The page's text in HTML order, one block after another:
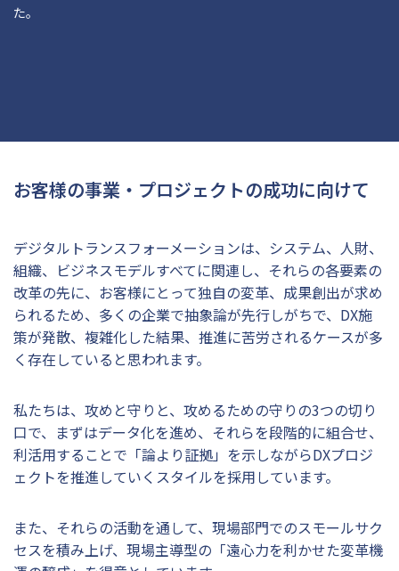
た。
お客様の事業・プロジェクトの成功に向けて
デジタルトランスフォーメーションは、システム、人財、
組織、ビジネスモデルすべてに関連し、それらの各要素の
改革の先に、お客様にとって独自の変革、成果創出が求め
られるため、多くの企業で抽象論が先行しがちで、DX施
策が発散、複雑化した結果、推進に苦労されるケースが多
く存在していると思われます。
私たちは、攻めと守りと、攻めるための守りの3つの切り
口で、まずはデータ化を進め、それらを段階的に組合せ、
利活用することで「論より証拠」を示しながらDXプロジ
ェクトを推進していくスタイルを採用しています。
また、それらの活動を通して、現場部門でのスモールサク
セスを積み上げ、現場主導型の「遠心力を利かせた変革機